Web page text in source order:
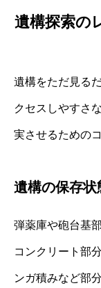
遺構探索の
遺構をただ見る
クセスしやすさ
実させるための
遺構の保存状
弾薬庫や砲台基
コンクリート部
ンガ積みなど部